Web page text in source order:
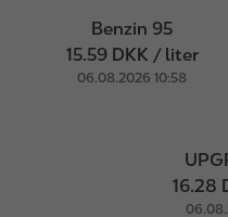
Benzin 95
15.59 DKK / liter
06.08.2026 10:58
16.28